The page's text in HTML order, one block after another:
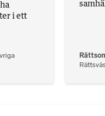
i ett